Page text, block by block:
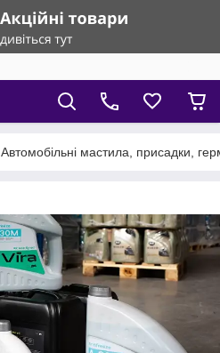
Автомобільні мастила, присадки,